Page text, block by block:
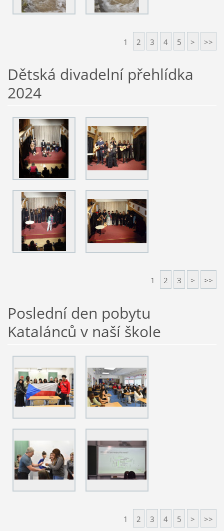
1 2 3 4 5 > >>
Dětská divadelní přehlídka
2024
1 2 3 > >>
Poslední den pobytu
Katalánců v naší škole
1 2 3 4 5 > >>